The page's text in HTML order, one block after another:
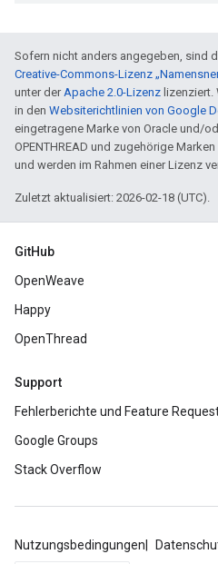
Sofern nicht anders angegeben, sind
Creative-Commons-Lizenz
unter derApache 2.0-Lizenz
in den Websiterichtlinien von Google
eingetragene Marke von Oracle und/
OPENTHREAD und zugehörige
und werden im Rahmen einer Lizenz
Zuletzt aktualisiert: 2026-02-18 (UTC).
GitHub
OpenWeave
Happy
OpenThread
Support
Fehlerberichte und Feature
Google Groups
Stack Overflow
Nutzungsbedingungen